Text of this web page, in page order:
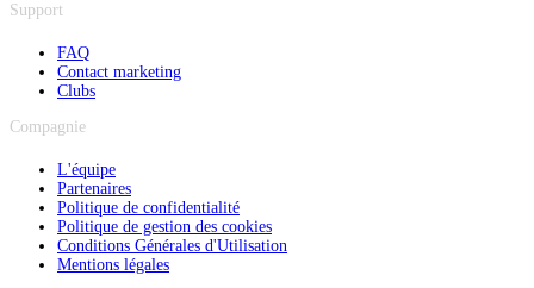
Support
FAQ
Contact marketing
Clubs
Compagnie
L'équipe
Partenaires
Politique de confidentialité
Politique de gestion des cookies
Conditions Générales d'Utilisation
Mentions légales